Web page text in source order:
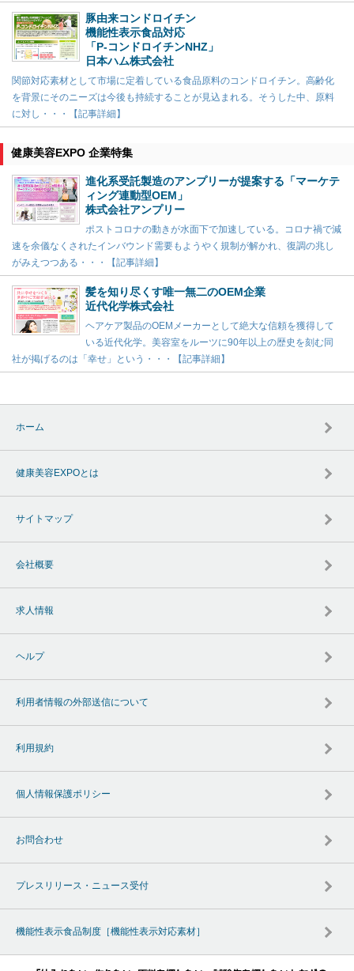
豚由来コンドロイチン
機能性表示食品対応
「P-コンドロイチンNHZ」
日本ハム株式会社
関節対応素材として市場に定着している食品原料のコンドロイチン。高齢化
を背景にそのニーズは今後も持続することが見込まれる。そうした中、原料
に対し・・・【記事詳細】
健康美容EXPO 企業特集
進化系受託製造のアンプリーが提案する「マーケテ
ィング連動型OEM」
株式会社アンプリー
ポストコロナの動きが水面下で加速している。コロナ禍で減
速を余儀なくされたインバウンド需要もようやく規制が解かれ、復調の兆し
がみえつつある・・・【記事詳細】
髪を知り尽くす唯一無二のOEM企業
近代化学株式会社
ヘアケア製品のOEMメーカーとして絶大な信頼を獲得して
いる近代化学。美容室をルーツに90年以上の歴史を刻む同
社が掲げるのは「幸せ」という・・・【記事詳細】
ホーム
健康美容EXPOとは
サイトマップ
会社概要
求人情報
ヘルプ
利用者情報の外部送信について
利用規約
個人情報保護ポリシー
お問合わせ
プレスリリース・ニュース受付
機能性表示食品制度［機能性表示対応素材］